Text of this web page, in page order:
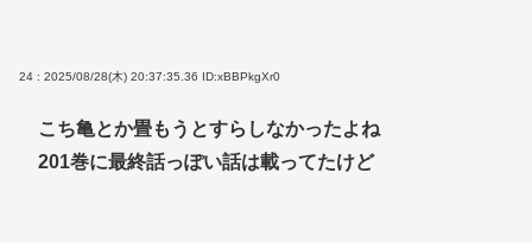
24 : 2025/08/28(木) 20:37:35.36 ID:xBBPkgXr0
こち亀とか畳もうとすらしなかったよね
201巻に最終話っぽい話は載ってたけど